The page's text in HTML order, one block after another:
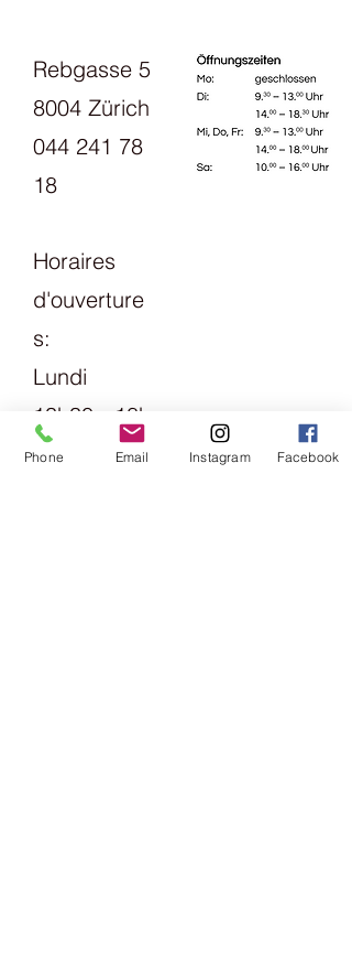
Rebgasse 5
8004 Zürich
044 241 78
18
Horaires
d'ouverture
s:
Lundi
13h30 - 18h
mardi
Phone Email Instagram Facebook